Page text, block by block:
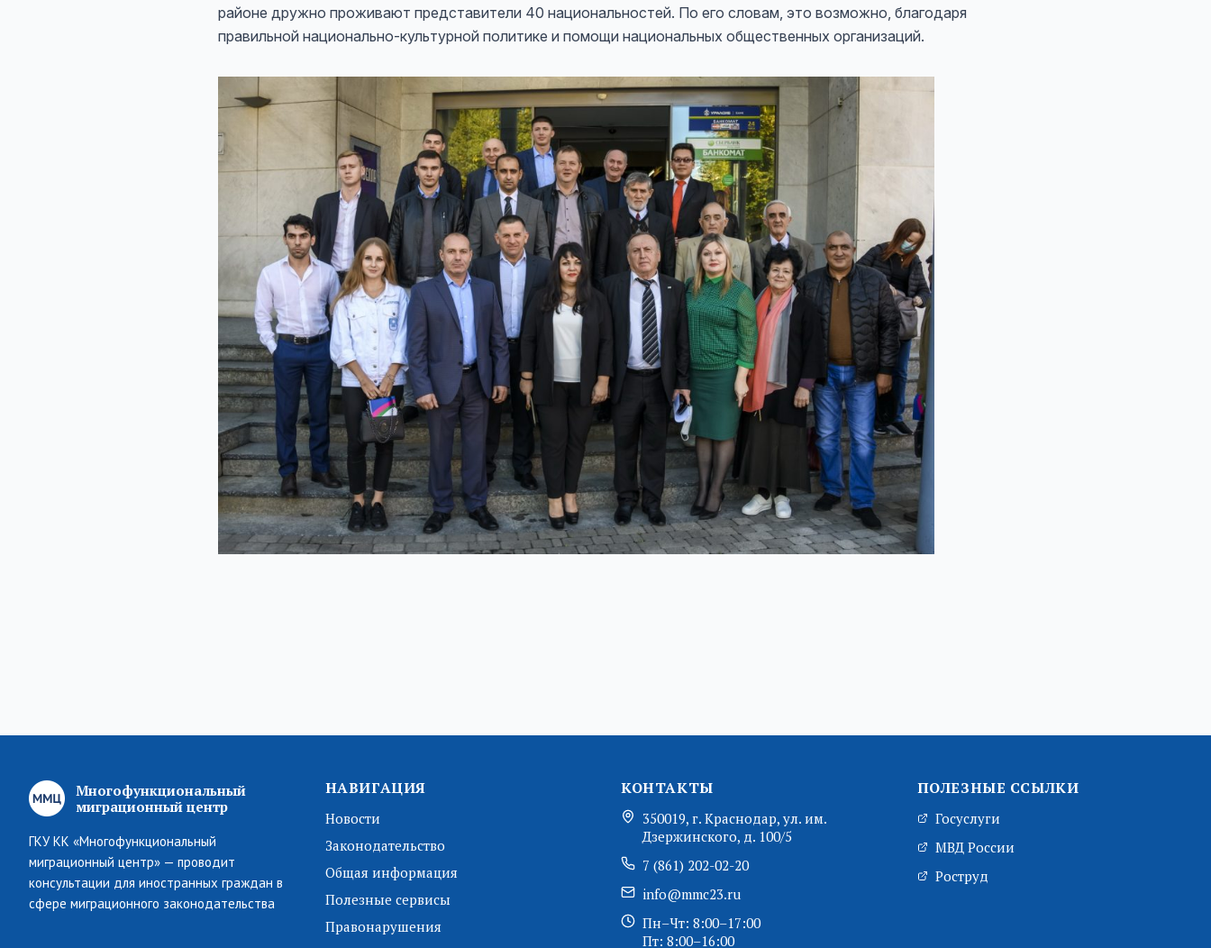
районе дружно проживают представители 40 национальностей. По его словам, это возможно, благодаря
правильной национально-культурной политике и помощи национальных общественных организаций.
Многофункциональный
миграционный центр
ГКУ КК «Многофункциональный
миграционный центр» — проводит
консультации для иностранных граждан в
сфере миграционного законодательства
НАВИГАЦИЯ
Новости
Законодательство
Общая информация
Полезные сервисы
Правонарушения
КОНТАКТЫ
350019, г. Краснодар, ул. им.
Дзержинского, д. 100/5
7 (861) 202-02-20
info@mmc23.ru
Пн–Чт: 8:00–17:00
Пт: 8:00–16:00
ПОЛЕЗНЫЕ ССЫЛКИ
Госуслуги
МВД России
Роструд